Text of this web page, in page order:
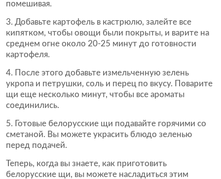
помешивая.
Добавьте картофель в кастрюлю, залейте все
кипятком, чтобы овощи были покрыты, и варите на
среднем огне около 20-25 минут до готовности
картофеля.
После этого добавьте измельченную зелень
укропа и петрушки, соль и перец по вкусу. Поварите
щи еще несколько минут, чтобы все ароматы
соединились.
Готовые белорусские щи подавайте горячими со
сметаной. Вы можете украсить блюдо зеленью
перед подачей.
Теперь, когда вы знаете, как приготовить
белорусские щи, вы можете насладиться этим